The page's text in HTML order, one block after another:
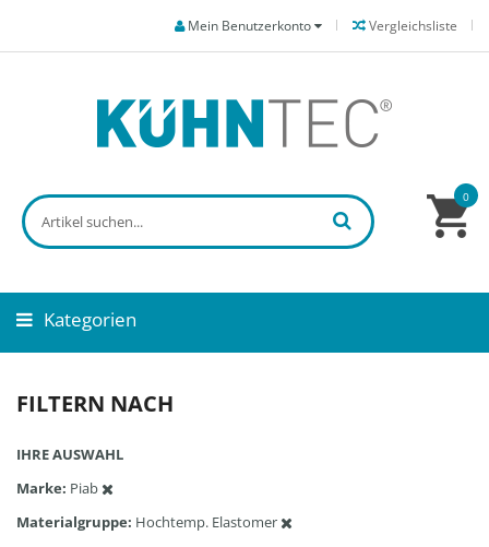
Vergleichsliste
Mein Benutzerkonto
0
Kategorien
FILTERN NACH
IHRE AUSWAHL
Marke Piab
Materialgruppe Hochtemp. Elastomer